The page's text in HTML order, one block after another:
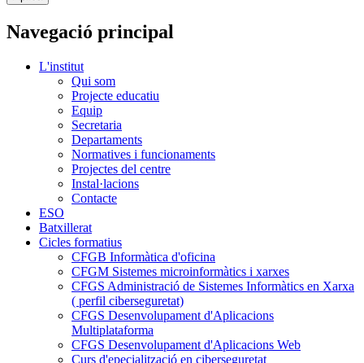
Navegació principal
L'institut
Qui som
Projecte educatiu
Equip
Secretaria
Departaments
Normatives i funcionaments
Projectes del centre
Instal·lacions
Contacte
ESO
Batxillerat
Cicles formatius
CFGB Informàtica d'oficina
CFGM Sistemes microinformàtics i xarxes
CFGS Administració de Sistemes Informàtics en Xarxa
( perfil ciberseguretat)
CFGS Desenvolupament d'Aplicacions
Multiplataforma
CFGS Desenvolupament d'Aplicacions Web
Curs d'epecialització en ciberseguretat